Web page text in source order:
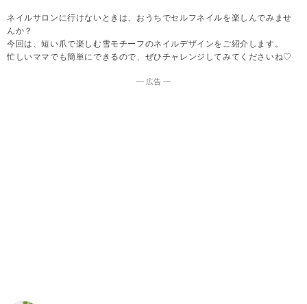
ネイルサロンに行けないときは、おうちでセルフネイルを楽しんでみませ
んか？
今回は、短い爪で楽しむ雪モチーフのネイルデザインをご紹介します。
忙しいママでも簡単にできるので、ぜひチャレンジしてみてくださいね♡
― 広告 ―